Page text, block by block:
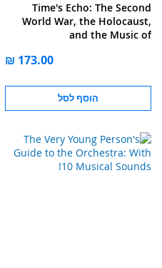
Time's Echo: The Second
World War, the Holocaust,
and the Music of
הוסף לסל